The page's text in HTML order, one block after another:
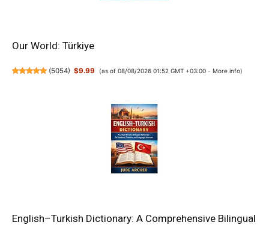
Our World: Türkiye
(5054) $9.99 (as of 08/08/2026 01:52 GMT +03:00 - More info)
English–Turkish Dictionary: A Comprehensive Bilingual